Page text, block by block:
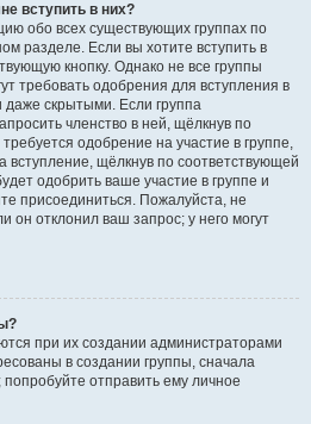
вступить в них?
обо всех существующих группах по
разделе. Если вы хотите вступить в
кнопку. Однако не все группы
требовать одобрения для вступления в
даже скрытыми. Если группа
членство в ней, щёлкнув по
одобрение на участие в группе,
вступление, щёлкнув по соответствующей
одобрить ваше участие в группе и
присоединиться. Пожалуйста, не
он отклонил ваш запрос; у него могут
при их создании администраторами
в создании группы, сначала
отправить ему личное